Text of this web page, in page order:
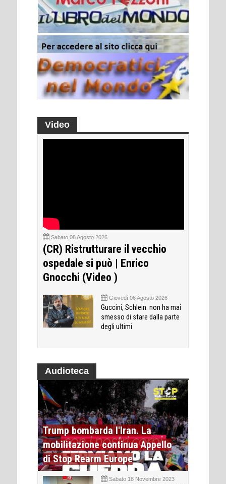
Video
Sabato 08 Agosto 2026
(CR) Ristrutturare il vecchio
ospedale si può | Enrico
Gnocchi (Video )
Giovedì 06 Agosto 2026
Guccini, Schlein: non ha mai
smesso di stare dalla parte
degli ultimi
Audioteca
Trump bombarda l'Iran. La
mobilitazione continua Appello
di Stop Rearm Europe
Sabato 18 Novembre 2023